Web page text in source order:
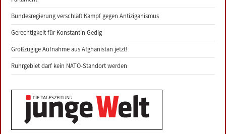
Bundesregierung verschläft Kampf gegen Antiziganismus
Gerechtigkeit für Konstantin Gedig
Großzügige Aufnahme aus Afghanistan jetzt!
Ruhrgebiet darf kein NATO-Standort werden